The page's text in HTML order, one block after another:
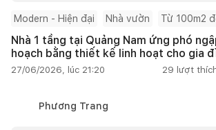
Modern - Hiện đại Nhà vườn Từ 100m2
Nhà 1 tầng tại Quảng Nam ứng phó
hoạch bằng thiết kế linh hoạt cho gia
27/06/2026, lúc 21:20 29 lượt thích
Phương Trang